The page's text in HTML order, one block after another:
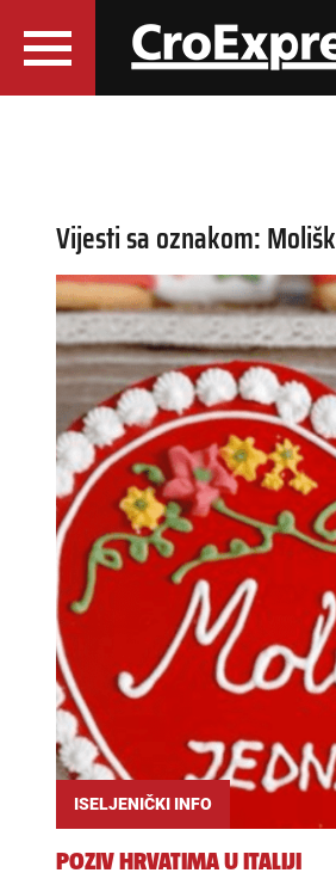
Vijesti sa oznakom:
ISELJENIČKI INFO
POZIV HRVATIMA U ITALIJI